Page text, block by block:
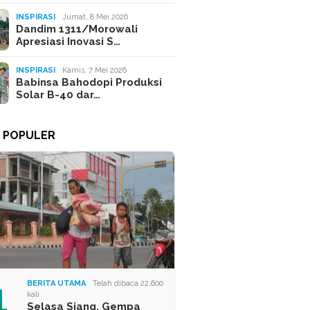
INSPIRASI Jumat, 8 Mei 2026
Dandim 1311/Morowali
Apresiasi Inovasi S…
INSPIRASI Kamis, 7 Mei 2026
Babinsa Bahodopi Produksi
Solar B-40 dar…
BERITA UTAMA
Telah dibaca 22,600
kali
Selasa Siang, Gempa